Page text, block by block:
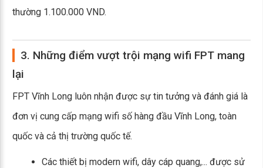
thường 1.100.000 VND.
3. Những điểm vượt trội mạng wifi FPT mang
lại
FPT Vĩnh Long luôn nhận được sự tin tưởng và đánh giá là
đơn vị cung cấp mạng wifi số hàng đầu Vĩnh Long, toàn
quốc và cả thị trường quốc tế.
Các thiết bị modern wifi, dây cáp quang,... được sử